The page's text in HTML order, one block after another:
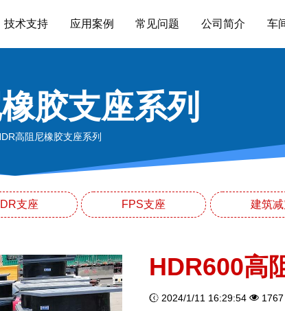
技术支持 应用案例 常见问题 公司简介 车
胶支座系列
高阻尼橡胶支座系列
支座 FPS支座 建筑
HDR600高
2024/1/11 16:29:54 1767